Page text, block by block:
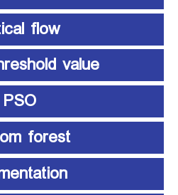
flow
value
PSO
forest